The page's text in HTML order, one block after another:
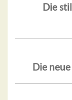
Die
Die